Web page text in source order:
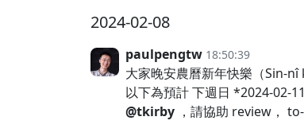
2024-02-08
paulpengtw 18:50:39
大家晚安農曆新年快樂（Sin-
以下為預計 下週日 *2024-02-
@tkirby ，請協助 review， to-